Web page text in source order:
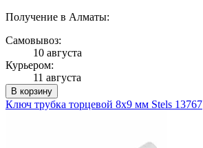
Получение в Алматы:
Самовывоз:
10 августа
Курьером:
11 августа
В корзину
Ключ трубка торцевой 8х9 мм Stels 13767